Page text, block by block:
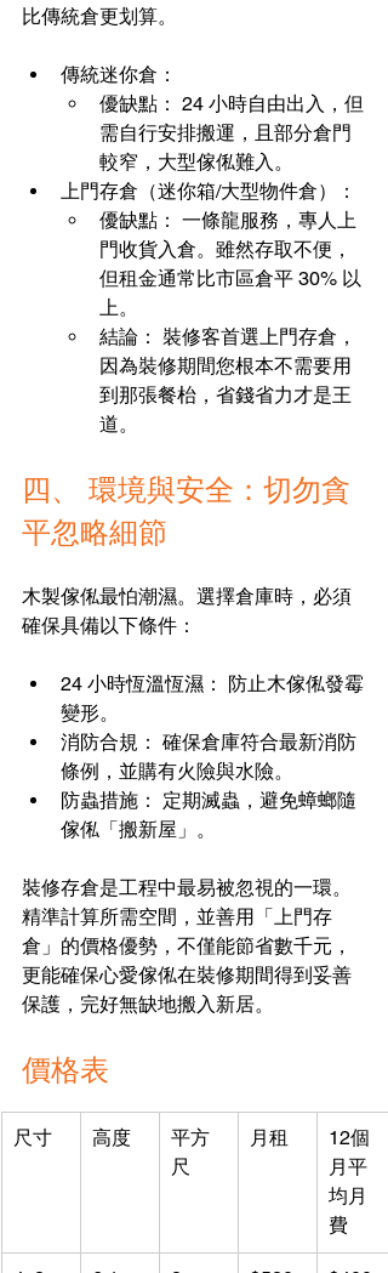
比傳統倉更划算。
傳統迷你倉：
優缺點： 24 小時自由出入，但
需自行安排搬運，且部分倉門
較窄，大型傢俬難入。
上門存倉（迷你箱/大型物件倉）：
優缺點： 一條龍服務，專人上
門收貨入倉。雖然存取不便，
但租金通常比市區倉平 30% 以
上。
結論： 裝修客首選上門存倉，
因為裝修期間您根本不需要用
到那張餐枱，省錢省力才是王
道。
四、 環境與安全：切勿貪
平忽略細節
木製傢俬最怕潮濕。選擇倉庫時，必須
確保具備以下條件：
24 小時恆溫恆濕： 防止木傢俬發霉
變形。
消防合規： 確保倉庫符合最新消防
條例，並購有火險與水險。
防蟲措施： 定期滅蟲，避免蟑螂隨
傢俬「搬新屋」。
裝修存倉是工程中最易被忽視的一環。
精準計算所需空間，並善用「上門存
倉」的價格優勢，不僅能節省數千元，
更能確保心愛傢俬在裝修期間得到妥善
保護，完好無缺地搬入新居。
價格表
尺寸 高度
平方
尺
月租
12個
月平
均月
費